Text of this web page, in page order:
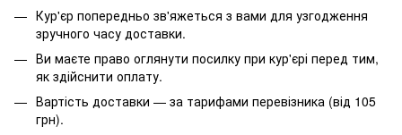
Кур'єр попередньо зв'яжеться з вами для узгодження
зручного часу доставки.
Ви маєте право оглянути посилку при кур'єрі перед тим,
як здійснити оплату.
Вартість доставки — за тарифами перевізника (від 105
грн).